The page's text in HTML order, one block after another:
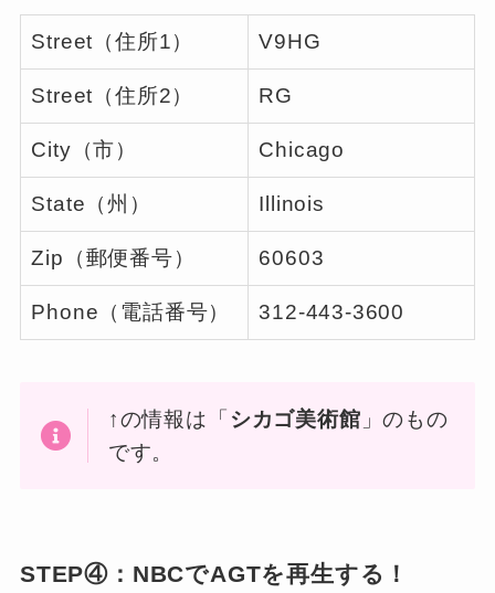
Street（住所1） V9HG
Street（住所2） RG
City（市） Chicago
State（州） Illinois
Zip（郵便番号） 60603
Phone（電話番号） 312-443-3600
↑の情報は「 シカゴ美術館 」のもの
です。
STEP④：NBCでAGTを再生する！